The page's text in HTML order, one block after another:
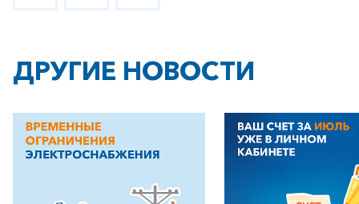
ДРУГИЕ НОВОСТИ